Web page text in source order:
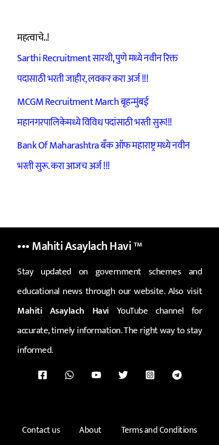
महत्वाचे..!
Sarthi Recruitment सारथी, पुणे मध्ये नवीन रिक्त
पदासाठी भरती जाहीर, लवकर करा अर्ज !!!
MCGM Recruitment March बृहन्मुंबई
महानगरपालिकेमध्ये विविध पदांसाठी भरती सुरू!!!
Bank Of Maharashtra बँक ऑफ महाराष्ट्र मध्ये नवीन
भरती सुरू. करा आजच अर्ज !!!
••• Mahiti Asaylach Havi™
Stay updated on government schemes and
educational news through our website. Also visit
Mahiti Asaylach Havi YouTube channel for
accurate, timely information. The right way to stay
informed.
Contact us About
Terms and Conditions